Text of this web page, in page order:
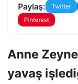
Paylaş: Twitter
Pinterest
Anne
yavaş